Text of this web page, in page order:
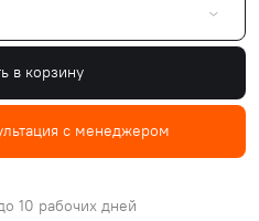
в корзину
с менеджером
10 рабочих дней